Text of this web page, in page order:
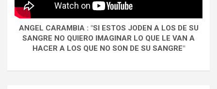
ANGEL CARAMBIA : "SI ESTOS JODEN A LOS DE SU
SANGRE NO QUIERO IMAGINAR LO QUE LE VAN A
HACER A LOS QUE NO SON DE SU SANGRE"